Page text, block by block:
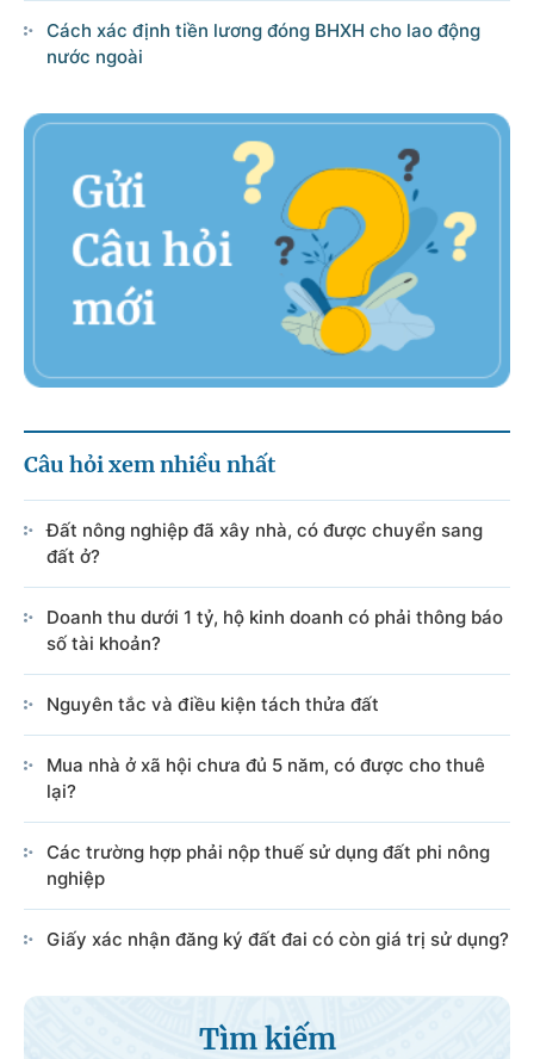
Cách xác định tiền lương đóng BHXH cho lao động
nước ngoài
Câu hỏi xem nhiều nhất
Đất nông nghiệp đã xây nhà, có được chuyển sang
đất ở?
Doanh thu dưới 1 tỷ, hộ kinh doanh có phải thông báo
số tài khoản?
Nguyên tắc và điều kiện tách thửa đất
Mua nhà ở xã hội chưa đủ 5 năm, có được cho thuê
lại?
Các trường hợp phải nộp thuế sử dụng đất phi nông
nghiệp
Giấy xác nhận đăng ký đất đai có còn giá trị sử dụng?
Tìm kiếm